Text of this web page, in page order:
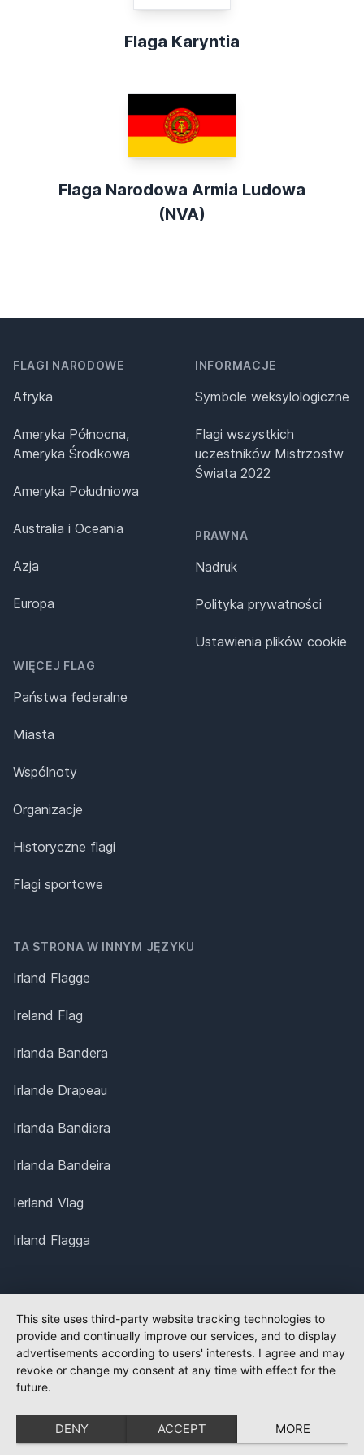
Flaga Karyntia
Flaga Narodowa Armia Ludowa
(NVA)
FLAGI NARODOWE
Afryka
Ameryka Północna,
Ameryka Środkowa
Ameryka Południowa
Australia i Oceania
Azja
Europa
WIĘCEJ FLAG
Państwa federalne
Miasta
Wspólnoty
Organizacje
Historyczne flagi
Flagi sportowe
INFORMACJE
Symbole weksylologiczne
Flagi wszystkich
uczestników Mistrzostw
Świata 2022
PRAWNA
Nadruk
Polityka prywatności
Ustawienia plików cookie
TA STRONA W INNYM JĘZYKU
Irland Flagge
Ireland Flag
Irlanda Bandera
Irlande Drapeau
Irlanda Bandiera
Irlanda Bandeira
Ierland Vlag
Irland Flagga
This site uses third-party website tracking technologies to
provide and continually improve our services, and to display
advertisements according to users' interests. I agree and may
revoke or change my consent at any time with effect for the
future.
DENY ACCEPT MORE